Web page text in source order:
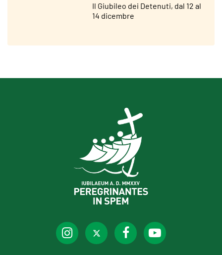
Il Giubileo dei Detenuti, dal 12 al
14 dicembre